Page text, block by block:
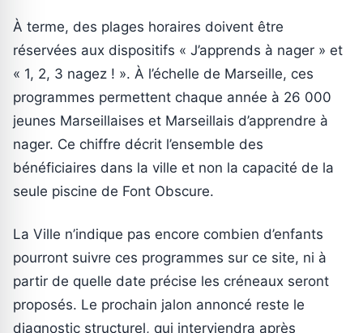
À terme, des plages horaires doivent être
réservées aux dispositifs « J’apprends à nager » et
« 1, 2, 3 nagez ! ». À l’échelle de Marseille, ces
programmes permettent chaque année à 26 000
jeunes Marseillaises et Marseillais d’apprendre à
nager. Ce chiffre décrit l’ensemble des
bénéficiaires dans la ville et non la capacité de la
seule piscine de Font Obscure.
La Ville n’indique pas encore combien d’enfants
pourront suivre ces programmes sur ce site, ni à
partir de quelle date précise les créneaux seront
proposés. Le prochain jalon annoncé reste le
diagnostic structurel, qui interviendra après